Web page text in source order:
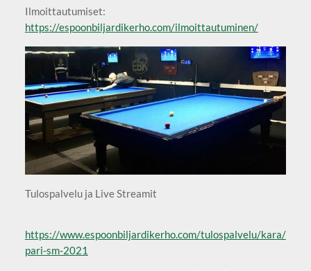
Ilmoittautumiset:
https://espoonbiljardikerho.com/ilmoittautuminen/
Tulospalvelu ja Live Streamit
https://www.espoonbiljardikerho.com/tulospalvelu/kara/
pari-sm-2021